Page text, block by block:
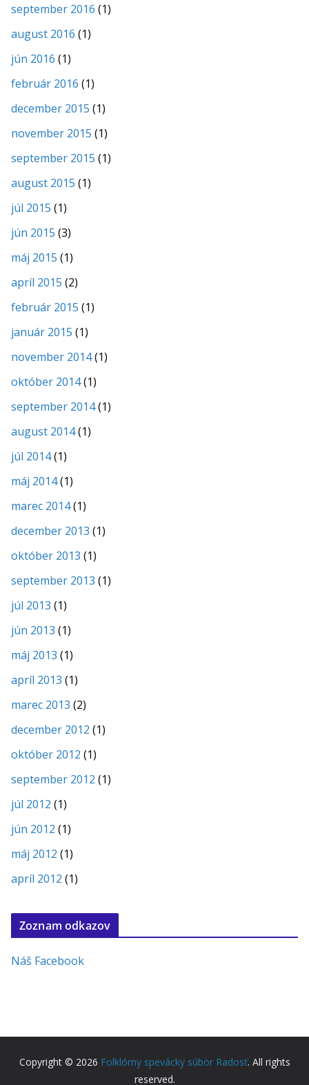
september 2016 (1)
august 2016 (1)
jún 2016 (1)
február 2016 (1)
december 2015 (1)
november 2015 (1)
september 2015 (1)
august 2015 (1)
júl 2015 (1)
jún 2015 (3)
máj 2015 (1)
apríl 2015 (2)
február 2015 (1)
január 2015 (1)
november 2014(1)
október 2014(1)
september 2014(1)
august 2014(1)
júl 2014(1)
máj 2014(1)
marec 2014(1)
december 2013 (1)
október 2013 (1)
september 2013 (1)
júl 2013 (1)
jún 2013 (1)
máj 2013 (1)
apríl 2013 (1)
marec 2013 (2)
december 2012 (1)
október 2012 (1)
september 2012 (1)
júl 2012 (1)
jún 2012 (1)
máj 2012 (1)
apríl 2012 (1)
Zoznam odkazov
Náš Facebook
Copyright © 2026 Folklórny spevácky súbor Radosť. All rights
reserved.